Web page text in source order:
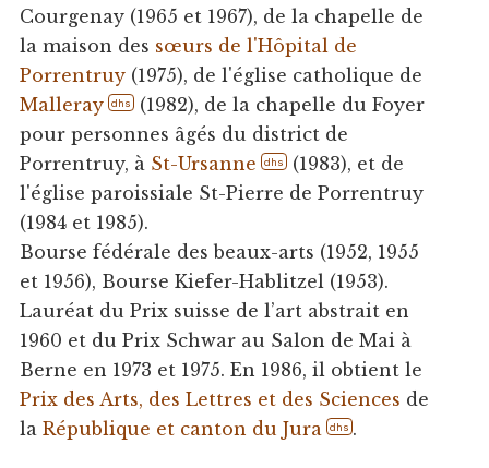
Courgenay (1965 et 1967), de la chapelle de
la maison des sœurs de l'Hôpital de
Porrentruy(1975), de l'église catholique de
Malleray
dhs (1982), de la chapelle du Foyer
pour personnes âgés du district de
Porrentruy, à St-Ursanne dhs (1983), et de
l'église paroissiale St-Pierre de Porrentruy
(1984 et 1985).
Bourse fédérale des beaux-arts (1952, 1955
et 1956), Bourse Kiefer-Hablitzel (1953).
Lauréat du Prix suisse de l’art abstrait en
1960 et du Prix Schwar au Salon de Mai à
Berne en 1973 et 1975. En 1986, il obtient le
Prix des Arts, des Lettres et des Sciences de
la République et canton du Jura dhs .